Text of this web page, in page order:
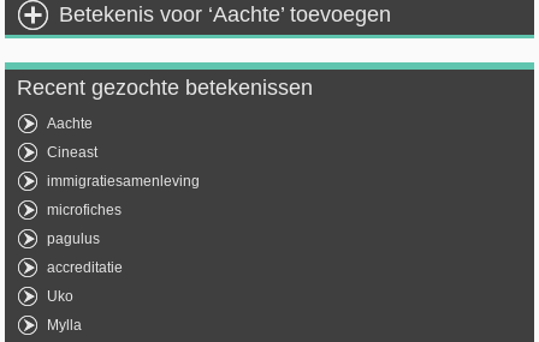
Betekenis voor ‘Aachte’ toevoegen
Recent gezochte betekenissen
Aachte
Cineast
immigratiesamenleving
microfiches
pagulus
accreditatie
Uko
Mylla